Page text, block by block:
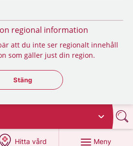
regional information
att du inte ser regionalt innehåll
som gäller just din region.
Stäng regionsväljaren
Stäng
Hitta vård
på 1177.se
Meny